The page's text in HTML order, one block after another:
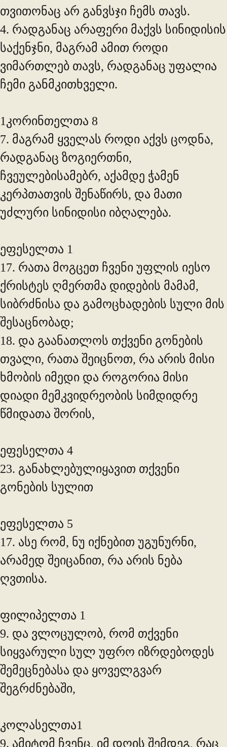
თვითონაც არ განვსჯი ჩემს თავს.
4. რადგანაც არაფერი მაქვს სინიდისის
საქენჯნი, მაგრამ ამით როდი
ვიმართლებ თავს, რადგანაც უფალია
ჩემი განმკითხველი.
1კორინთელთა 8
7. მაგრამ ყველას როდი აქვს ცოდნა,
რადგანაც ზოგიერთნი,
ჩვეულებისამებრ, აქამდე ჭამენ
კერპთათვის შენაწირს, და მათი
უძლური სინიდისი იბღალება.
ეფესელთა 1
17. რათა მოგცეთ ჩვენი უფლის იესო
ქრისტეს ღმერთმა დიდების მამამ,
სიბრძნისა და გამოცხადების სული მის
შესაცნობად;
18. და გაანათლოს თქვენი გონების
თვალი, რათა შეიცნოთ, რა არის მისი
ხმობის იმედი და როგორია მისი
დიადი მემკვიდრეობის სიმდიდრე
წმიდათა შორის,
ეფესელთა 4
23. განახლებულიყავით თქვენი
გონების სულით
ეფესელთა 5
17. ასე რომ, ნუ იქნებით უგუნურნი,
არამედ შეიცანით, რა არის ნება
ღვთისა.
ფილიპელთა 1
9. და ვლოცულობ, რომ თქვენი
სიყვარული სულ უფრო იზრდებოდეს
შემეცნებასა და ყოველგვარ
შეგრძნებაში,
კოლასელთა1
9. ამიტომ ჩვენც, იმ დღის შემდეგ, რაც